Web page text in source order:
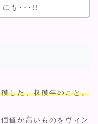
にも･･･!!
した、収穫年のこと。
値が高いものをヴィン